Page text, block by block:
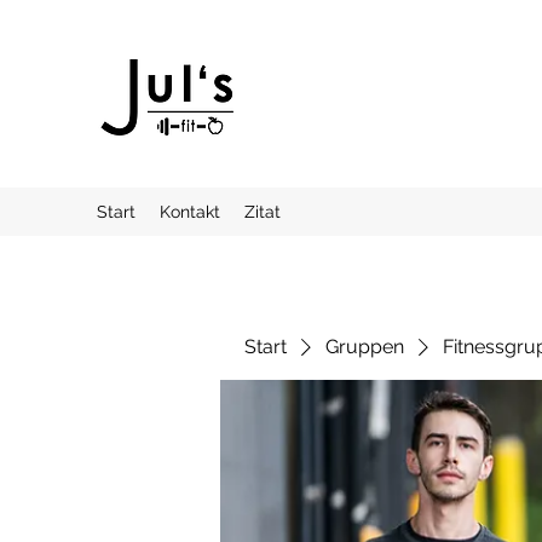
Start Kontakt Zitat
Start Gruppen